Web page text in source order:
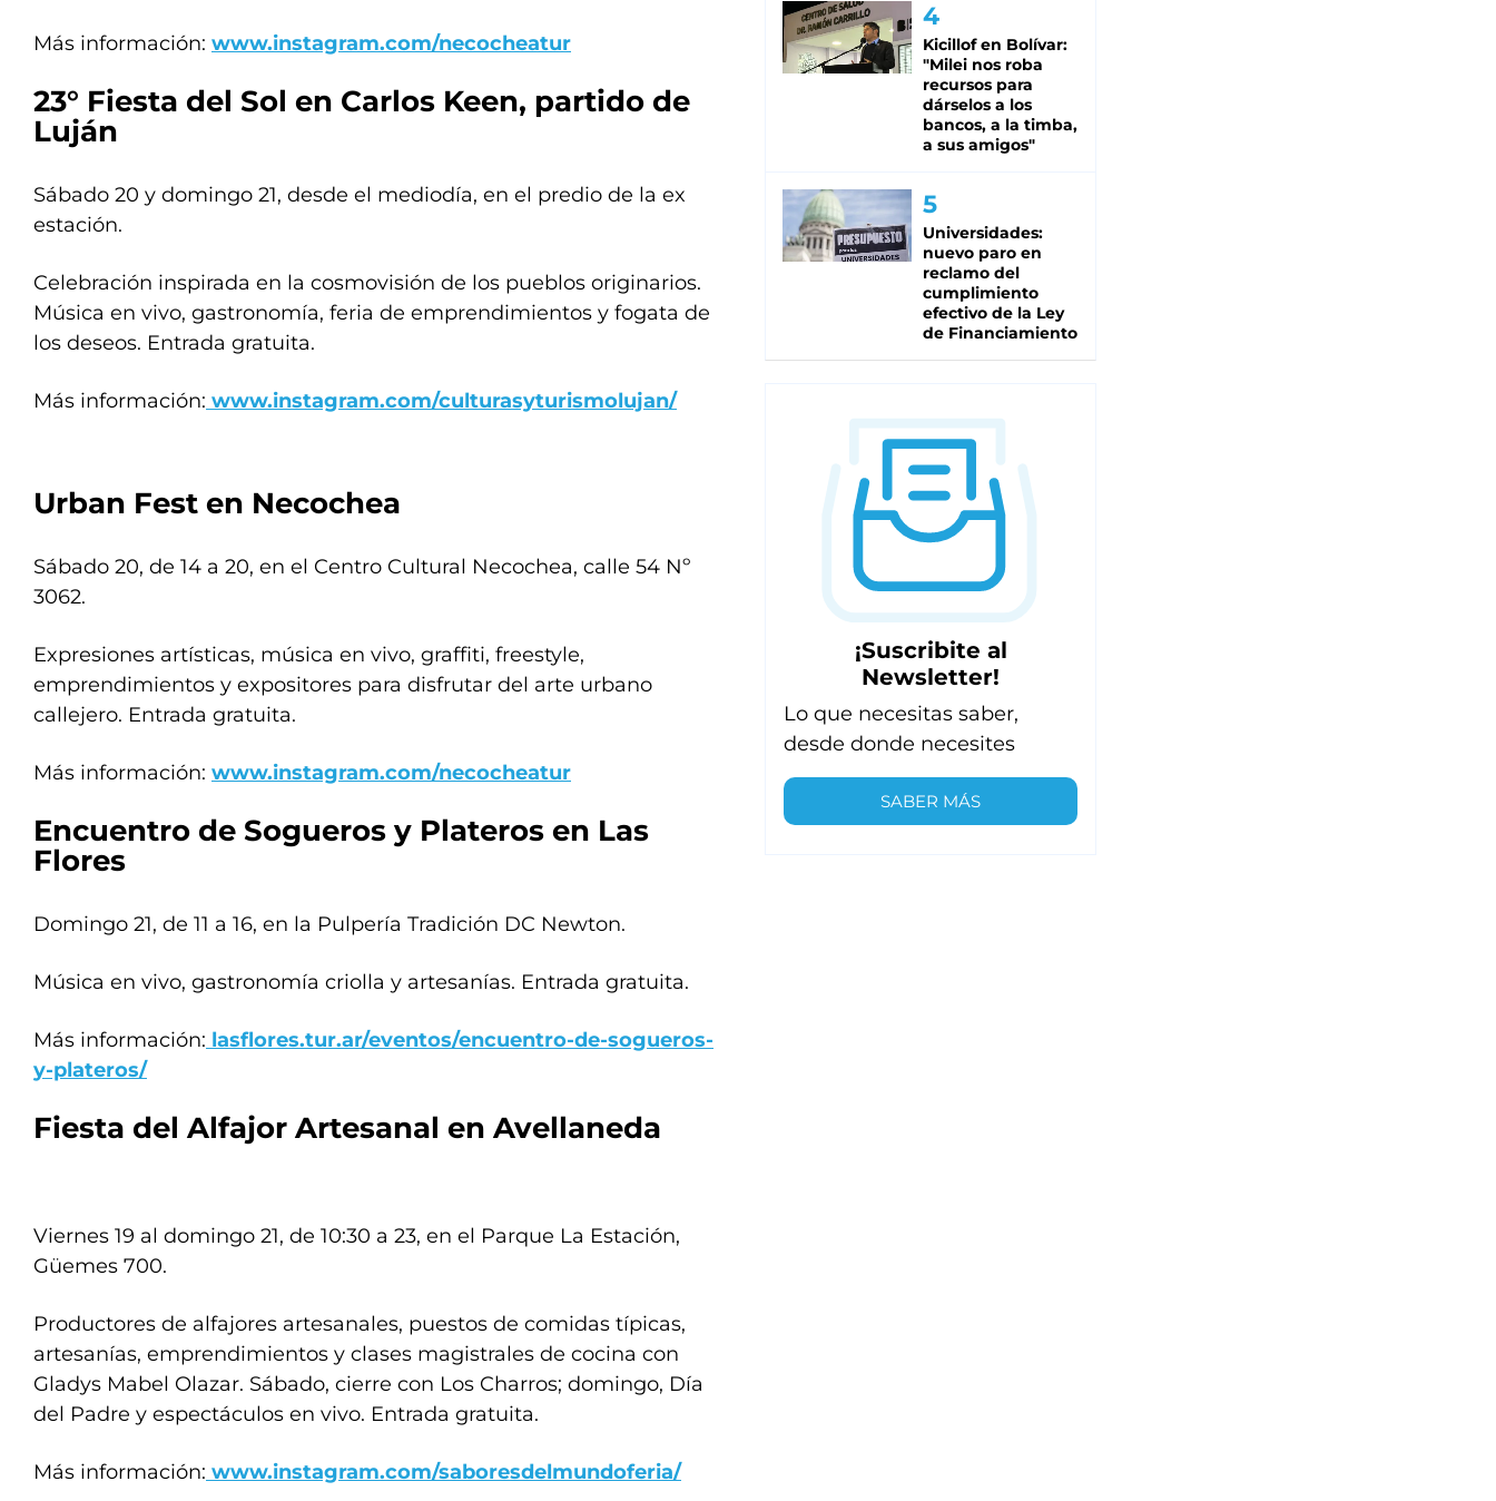
Más información: www.instagram.com/necocheatur
23° Fiesta del Sol en Carlos Keen, partido de
Luján
Sábado 20 y domingo 21, desde el mediodía, en el predio de la ex
estación.
Celebración inspirada en la cosmovisión de los pueblos originarios.
Música en vivo, gastronomía, feria de emprendimientos y fogata de
los deseos. Entrada gratuita.
Más información: www.instagram.com/culturasyturismolujan/
Urban Fest en Necochea
Sábado 20, de 14 a 20, en el Centro Cultural Necochea, calle 54 Nº
3062.
Expresiones artísticas, música en vivo, graffiti, freestyle,
emprendimientos y expositores para disfrutar del arte urbano
callejero. Entrada gratuita.
Más información: www.instagram.com/necocheatur
Encuentro de Sogueros y Plateros en Las
Flores
Domingo 21, de 11 a 16, en la Pulpería Tradición DC Newton.
Música en vivo, gastronomía criolla y artesanías. Entrada gratuita.
Más información: lasflores.tur.ar/eventos/encuentro-de-sogueros-
y-plateros/
Fiesta del Alfajor Artesanal en Avellaneda
Viernes 19 al domingo 21, de 10:30 a 23, en el Parque La Estación,
Güemes 700.
Productores de alfajores artesanales, puestos de comidas típicas,
artesanías, emprendimientos y clases magistrales de cocina con
Gladys Mabel Olazar. Sábado, cierre con Los Charros; domingo, Día
del Padre y espectáculos en vivo. Entrada gratuita.
Más información: www.instagram.com/saboresdelmundoferia/
Kicillof en Bolívar:
"Milei nos roba
recursos para
dárselos a los
bancos, a la timba,
a sus amigos"
Universidades:
nuevo paro en
reclamo del
cumplimiento
efectivo de la Ley
de Financiamiento
¡Suscribite al
Newsletter!
Lo que necesitas saber,
desde donde necesites
SABER MÁS